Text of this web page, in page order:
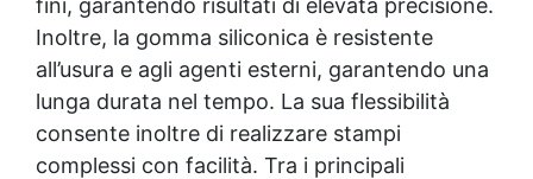
Inoltre, la gomma siliconica è resistente
all’usura e agli agenti esterni, garantendo una
lunga durata nel tempo. La sua flessibilità
consente inoltre di realizzare stampi
complessi con facilità. Tra i principali